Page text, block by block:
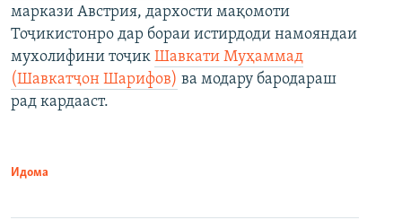
маркази Австрия, дархости мақомоти
Тоҷикистонро дар бораи истирдоди намояндаи
мухолифини тоҷик Шавкати Муҳаммад
(Шавкатҷон Шарифов) ва модару бародараш
рад кардааст.
Идома